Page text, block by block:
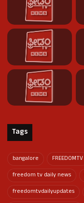
Tags
bangalore FREEDOMTV
freedom tv daily news
freedomtvdailyupdates